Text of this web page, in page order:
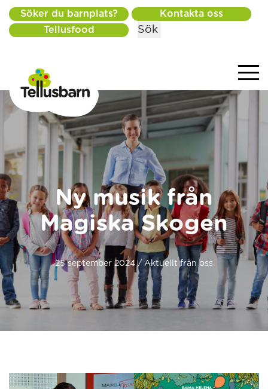
Söker du barnplats?
Kontakta oss
Tellusfood
Sök
Ny musik från
Magiska Skogen
25 september 2024 / Aktuellt från oss